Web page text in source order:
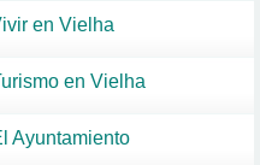
en Vielha
en Vielha
Ayuntamiento